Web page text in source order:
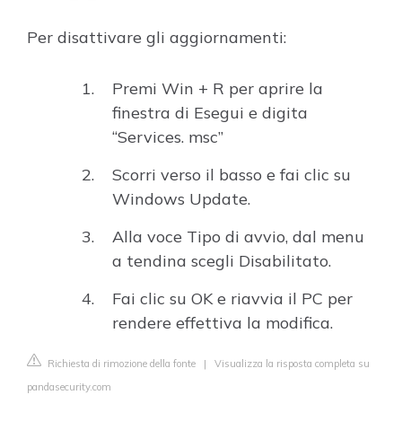
Per disattivare gli aggiornamenti:
Premi Win + R per aprire la
finestra di Esegui e digita
“Services. msc”
Scorri verso il basso e fai clic su
Windows Update.
Alla voce Tipo di avvio, dal menu
a tendina scegli Disabilitato.
Fai clic su OK e riavvia il PC per
rendere effettiva la modifica.
Richiesta di rimozione della fonte | Visualizza la risposta completa su
pandasecurity.com